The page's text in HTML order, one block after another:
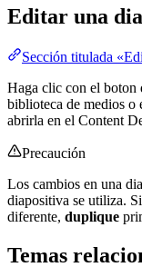
Editar una
Sección titulada
Haga clic con el boton
biblioteca de medios o
abrirla en el Content
Precaución
Los cambios en una
diapositiva se utiliza.
diferente, duplique
Temas